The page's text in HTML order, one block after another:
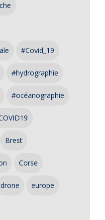
#Covid_19
#hydrographie
#océanographie
Brest
Corse
drone europe